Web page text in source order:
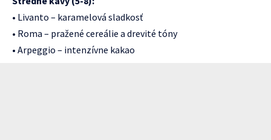
• Livanto – karamelová sladkosť
• Roma – pražené cereálie a drevité tóny
• Arpeggio – intenzívne kakao